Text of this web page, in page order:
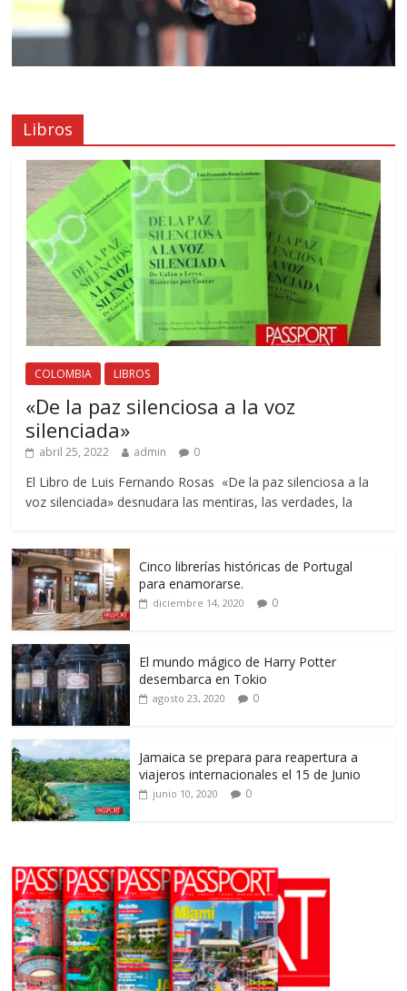
Libros
COLOMBIA LIBROS
«De la paz silenciosa a la voz
silenciada»
abril 25, 2022 admin 0
El Libro de Luis Fernando Rosas «De la paz silenciosa a la
voz silenciada» desnudara las mentiras, las verdades, la
Cinco librerías históricas de Portugal
para enamorarse.
diciembre 14, 2020 0
El mundo mágico de Harry Potter
desembarca en Tokio
agosto 23, 2020 0
Jamaica se prepara para reapertura a
viajeros internacionales el 15 de Junio
junio 10, 2020 0